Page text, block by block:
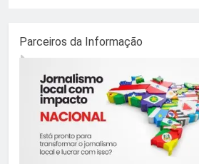
Parceiros da Informação